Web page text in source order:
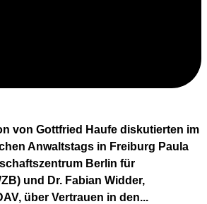
von Gottfried Haufe diskutierten im
Anwaltstags in Freiburg Paula
Berlin für
und Dr. Fabian Widder,
über Vertrauen in den...